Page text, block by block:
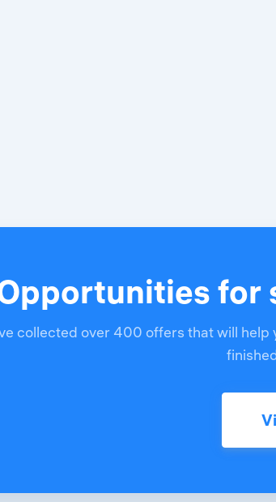
for
collected over 400 offers that will